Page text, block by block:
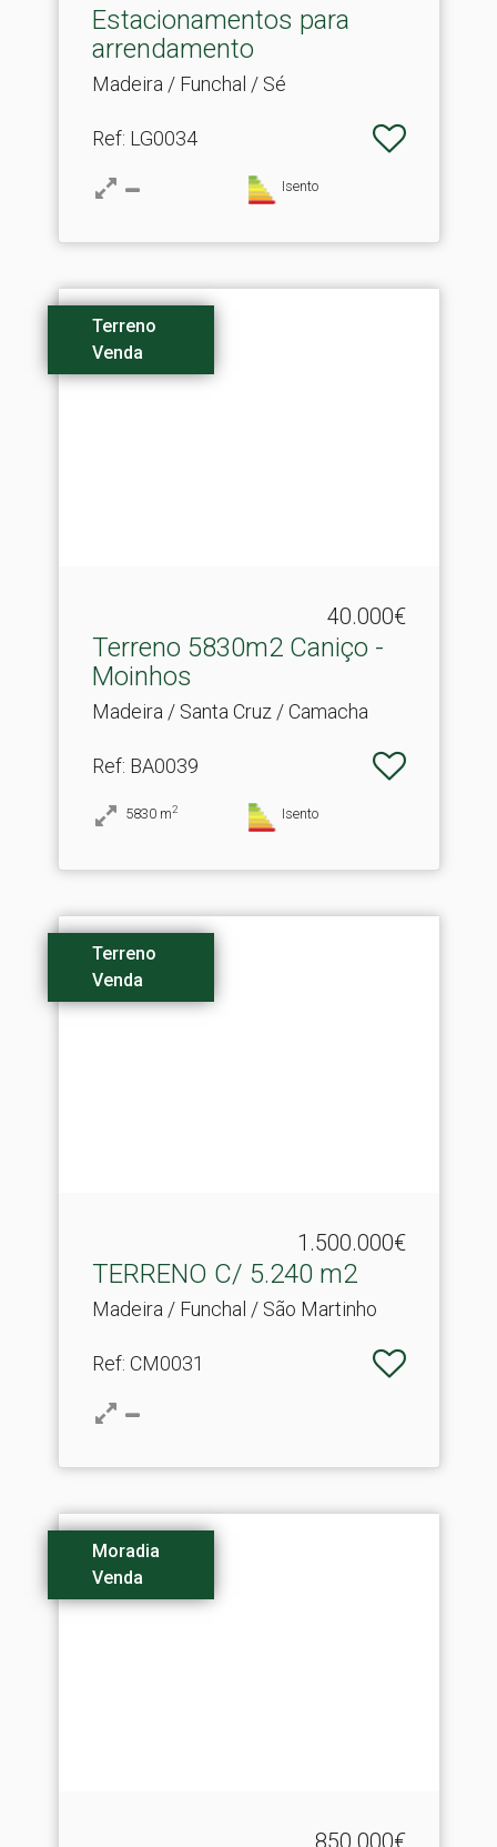
Estacionamentos para
arrendamento
Madeira / Funchal / Sé
Ref: LG0034
Isento
Terreno
Venda
40.000€
Terreno 5830m2 Caniço -
Moinhos
Madeira / Santa Cruz / Camacha
Ref: BA0039
5830 m2 Isento
Terreno
Venda
1.500.000€
TERRENO C/ 5.​240 m2
Madeira / Funchal / São Martinho
Ref: CM0031
Moradia
Venda
850.000€